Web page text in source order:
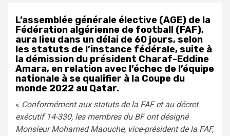
L’assemblée générale élective (AGE) de la
Fédération algérienne de football (FAF),
aura lieu dans un délai de 60 jours, selon
les statuts de l’instance fédérale, suite à
la démission du président Charaf-Eddine
Amara, en relation avec l’échec de l’équipe
nationale à se qualifier à la Coupe du
monde 2022 au Qatar.
« Conformément aux statuts de la FAF et au décret
exécutif 14-330, les membres du BF ont désigné
Monsieur Mohamed Maouche, vice-président de la FAF,